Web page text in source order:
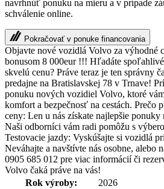
navrhnúť ponuku na mieru a v prípade
schválenie online.
Pokračovať v ponuke financovania
Objavte nové vozidlá Volvo za výhodné
bonusom 8 000eur !!! Hľadáte
skvelú cenu? Práve teraz je ten správny
predajne na Bratislavskej 78 v Trnave!
ponuku nových vozidiel Volvo, ktoré
komfort a bezpečnosť na cestách. Prečo
ceny: Len u nás získate najlepšie
Naši odborníci vám radi pomôžu s
Testovacie jazdy: Vyskúšajte si vozidlá
Neváhajte a navštívte nás osobne, alebo
0905 685 012 pre viac informácií či
Volvo čaká práve na vás!
Rok výroby:
2026